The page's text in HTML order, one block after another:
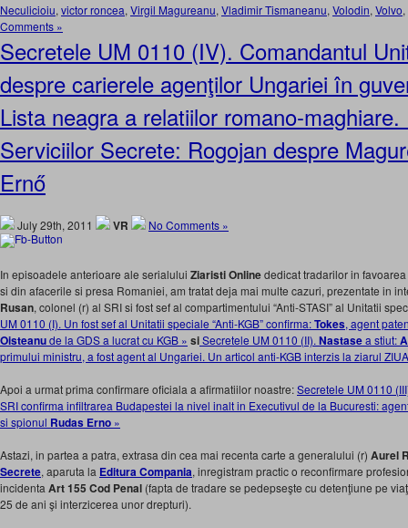
Neculicioiu, victor roncea, Virgil Magureanu, Vladimir Tismaneanu, Volodin, Volvo,
Comments »
Secretele UM 0110 (IV). Comandantul
despre carierele agenţilor Ungariei în
Lista neagra a relatiilor romano-
Serviciilor Secrete: Rogojan despre
Ernő
July 29th, 2011 VR No Comments »
In episoadele anterioare ale serialului Ziaristi Onlinededicat tradarilor in
si din afacerile si presa Romaniei, am tratat deja mai multe cazuri, prezentate in
Rusan, colonel (r) al SRI si fost sef al compartimentului “Anti-STASI” al Unitatii
UM 0110 (I). Un fost sef al Unitatii speciale “Anti-KGB” confirma:Tokes, agent
Oisteanude la GDS a lucrat cu KGB » siSecretele UM 0110 (II). Nastasea stiut:
primului ministru, a fost agent al Ungariei. Un articol anti-KGB interzis la ziarul
Apoi a urmat prima confirmare oficiala a afirmatiilor noastre:Secretele UM 0110
SRI confirma infiltrarea Budapestei la nivel inalt in Executivul de la Bucuresti:
si spionul Rudas Erno »
Astazi, in partea a patra, extrasa din cea mai recenta carte a generalului (r) Aurel
Secrete, aparuta la Editura Compania, inregistram practic o reconfirmare
incidenta Art 155 Cod Penal (fapta de tradare se pedepseşte cu detenţiune pe
25 de ani şi interzicerea unor drepturi).